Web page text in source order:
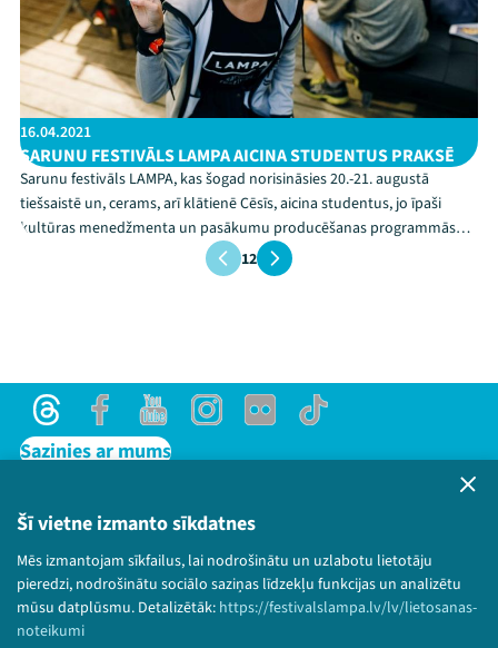
Šī vietne izmanto sīkdatnes
Mēs izmantojam sīkfailus, lai nodrošinātu un uzlabotu lietotāju
pieredzi, nodrošinātu sociālo saziņas līdzekļu funkcijas un analizētu
mūsu datplūsmu. Detalizētāk: https://festivalslampa.lv/lv/lietosanas-
noteikumi
16.04.2021
SARUNU FESTIVĀLS LAMPA AICINA STUDENTUS PRAKSĒ
Sarunu festivāls LAMPA, kas šogad norisināsies 20.-21. augustā
tiešsaistē un, cerams, arī klātienē Cēsīs, aicina studentus, jo īpaši
kultūras menedžmenta un pasākumu producēšanas programmās
studējošos, pieteikties mācību prakses vietai[1] festivāla producentu
komandā – Sarunu festivāla LAMPA produce...
12
ThreadsFacebookYoutubeInstagram
Flick TikTok
Sazinies ar mums
Lietošanas noteikumi un sīkdatņu politika
Bērnu aizsardzības politika
© 2026 Sarunu festivāls LAMPA Visas tiesības
paturētas.